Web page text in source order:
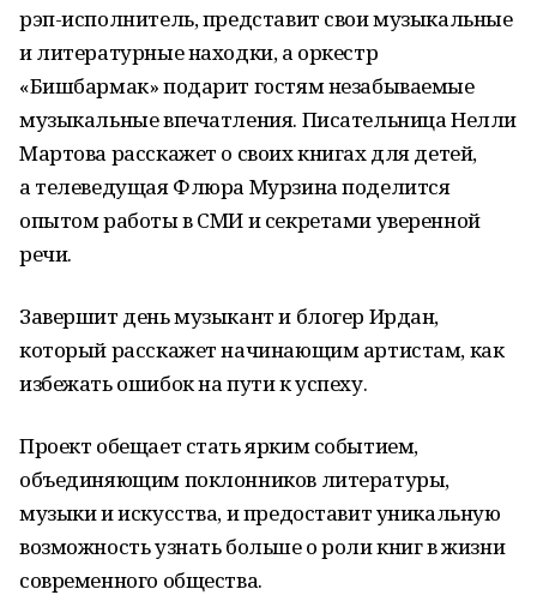
рэп-исполнитель, представит свои музыкальные
и литературные находки, а оркестр
«Бишбармак» подарит гостям незабываемые
музыкальные впечатления. Писательница Нелли
Мартова расскажет о своих книгах для детей,
а телеведущая Флюра Мурзина поделится
опытом работы в СМИ и секретами уверенной
речи.
Завершит день музыкант и блогер Ирдан,
который расскажет начинающим артистам, как
избежать ошибок на пути к успеху.
Проект обещает стать ярким событием,
объединяющим поклонников литературы,
музыки и искусства, и предоставит уникальную
возможность узнать больше о роли книг в жизни
современного общества.